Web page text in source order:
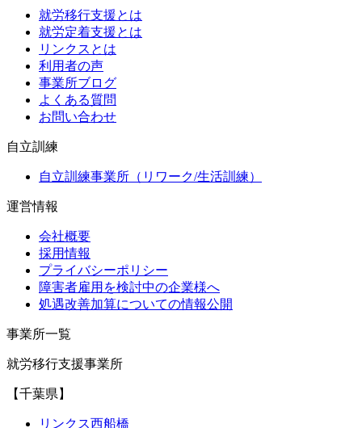
就労移行支援とは
就労定着支援とは
リンクスとは
利用者の声
事業所ブログ
よくある質問
お問い合わせ
自立訓練
自立訓練事業所（リワーク/生活訓練）
運営情報
会社概要
採用情報
プライバシーポリシー
障害者雇用を検討中の企業様へ
処遇改善加算についての情報公開
事業所一覧
就労移行支援事業所
【千葉県】
リンクス西船橋